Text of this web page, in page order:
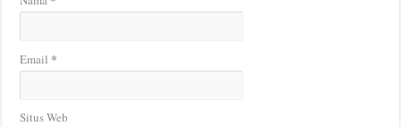
Email *
Situs Web